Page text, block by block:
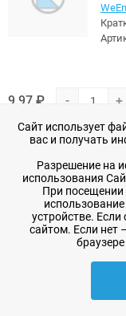
9,97 ₽ - +
Сайт использует
вас и получать
Разрешение на
использования
При посещении
устройстве.
сайтом. Если нет